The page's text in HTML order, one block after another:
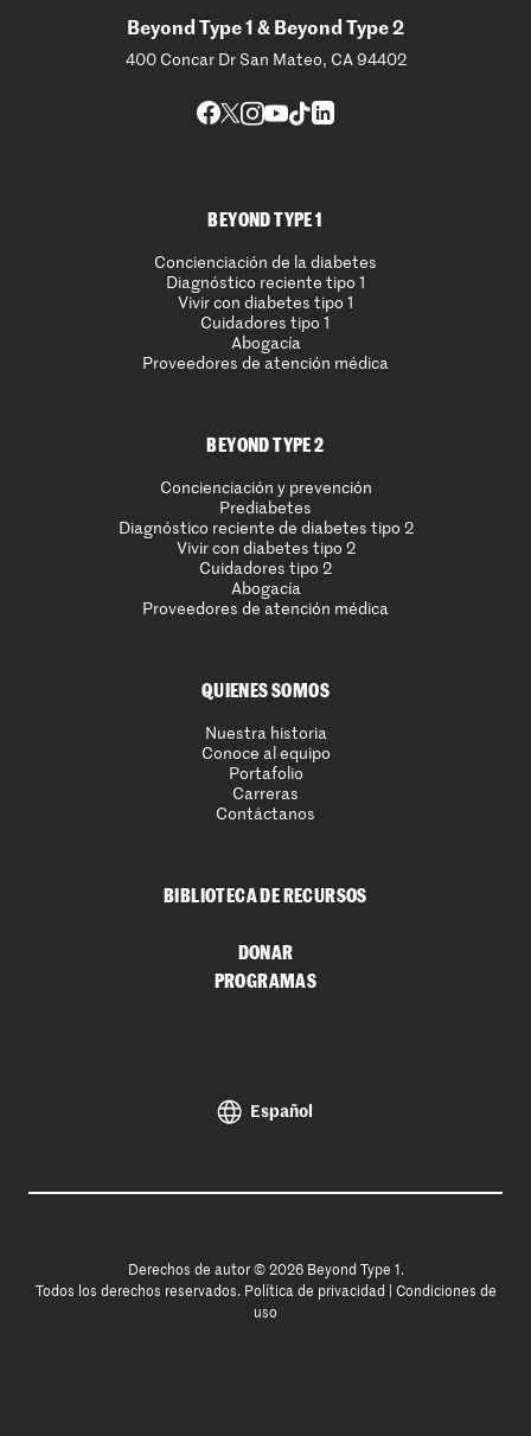
Beyond Type 1 & Beyond Type 2
400 Concar Dr San Mateo, CA 94402
BEYOND TYPE 1
Concienciación de la diabetes
Diagnóstico reciente tipo 1
Vivir con diabetes tipo 1
Cuidadores tipo 1
Abogacía
Proveedores de atención médica
BEYOND TYPE 2
Concienciación y prevención
Prediabetes
Diagnóstico reciente de diabetes tipo 2
Vivir con diabetes tipo 2
Cuidadores tipo 2
Abogacía
Proveedores de atención médica
QUIENES SOMOS
Nuestra historia
Conoce al equipo
Portafolio
Carreras
Contáctanos
BIBLIOTECA DE RECURSOS
DONAR
PROGRAMAS
Español
Derechos de autor © 2026 Beyond Type 1.
Todos los derechos reservados. Política de privacidad
Condiciones de
uso